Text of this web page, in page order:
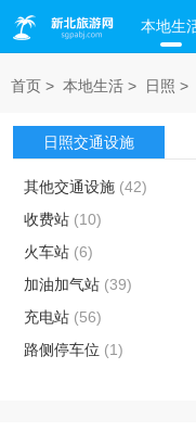
本地生
首页 > 本地生活 > 日照 >
日照交通设施
其他交通设施 (42)
收费站 (10)
火车站 (6)
加油加气站 (39)
充电站 (56)
路侧停车位 (1)